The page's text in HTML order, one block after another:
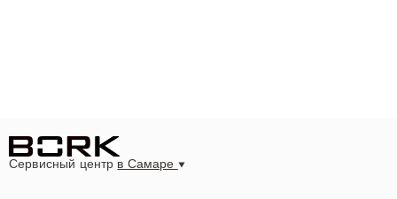
Сервисный центр в Самаре